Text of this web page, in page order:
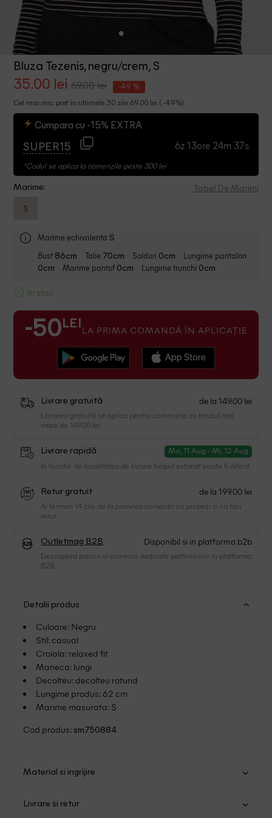
Bluza Tezenis, negru/crem, S
35.00 lei 69.00 lei -49 %
Cel mai mic pret in ultimele 30 zile 69.00 lei ( -49%)
Cumpara cu -15% EXTRA
SUPER15 6z 13ore 24m 36s
*Codul se aplica la comenzile peste 300 lei
Marime: Tabel De Marimi
S
Marime echivalenta S
Bust 86cm Talie 70cm Solduri 0cm Lungime pantalon
0cm Marime pantof 0cm Lungime trunchi 0cm
In stoc
-50 LEI LA PRIMA COMANDĂ ÎN APLICAȚIE
Livrare gratuită de la 149.00 lei
Livrarea gratuită se aplica pentru comenzile cu totalul mai
mare de 149.00 lei
Livrare rapidă Ma, 11 Aug - Mi, 12 Aug
In functie de localitatea de livrare timpul estimat poate fi diferit.
Retur gratuit de la 199.00 lei
Ai termen 14 zile de la primirea comenzii sa probezi si sa faci
retur.
Outletmag B2B Disponibil si in platforma b2b
Descopera preturi si comenzi dedicate partenerilor in platforma
B2B.
Detalii produs
Culoare: Negru
Stil: casual
Croiala: relaxed fit
Maneca: lungi
Decolteu: decolteu rotund
Lungime produs: 62 cm
Marime masurata: S
Cod produs: sm750884
Material si ingrijire
Livrare si retur